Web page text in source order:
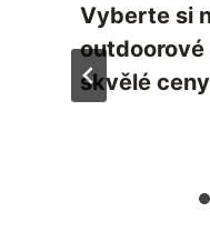
Vyberte si
outdoorové
skvělé ceny